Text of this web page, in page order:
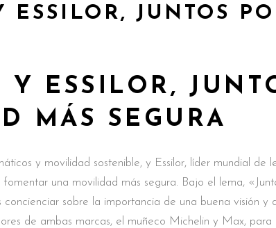
ESSILOR, JUNTOS
ESSILOR,
MÁS SEGURA
y movilidad sostenible, y Essilor, líder mundial
una movilidad más segura. Bajo el lema,
sobre la importancia de una buena visión
de ambas marcas, el muñeco Michelin y Max,